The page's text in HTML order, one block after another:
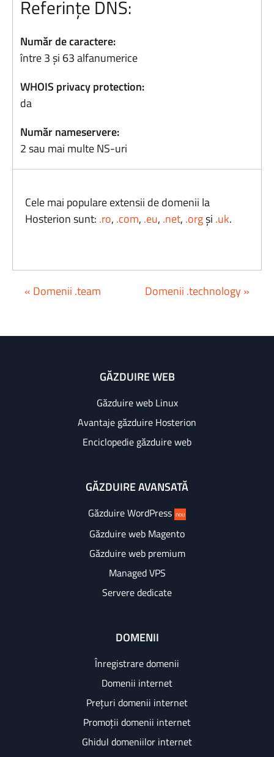
Referințe DNS:
Număr de caractere:
între 3 și 63 alfanumerice
WHOIS privacy protection:
da
Număr nameservere:
2 sau mai multe NS-uri
Cele mai populare extensii de domenii la
Hosterion sunt: .ro, .com, .eu, .net, .orgși .uk.
« Domenii .team Domenii .technology »
GĂZDUIRE WEB
Găzduire web Linux
Avantaje găzduire Hosterion
Enciclopedie găzduire web
GĂZDUIRE AVANSATĂ
Găzduire WordPress nou
Găzduire web Magento
Găzduire web premium
Managed VPS
Servere dedicate
DOMENII
Înregistrare domenii
Domenii internet
Prețuri domenii internet
Promoții domenii internet
Ghidul domeniilor internet